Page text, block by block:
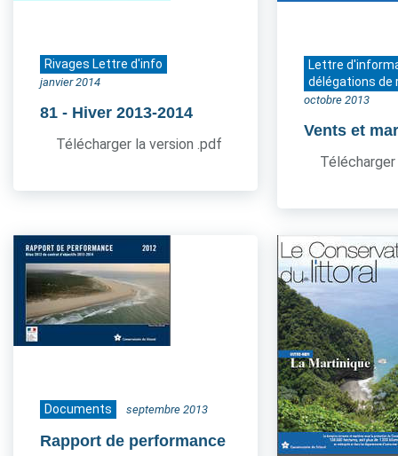
Rivages Lettre d'info
janvier 2014
81 - Hiver 2013-2014
Télécharger la version .pdf
Lettre
délégations de
octobre 2013
Vents et
Documents septembre 2013
Rapport de performance